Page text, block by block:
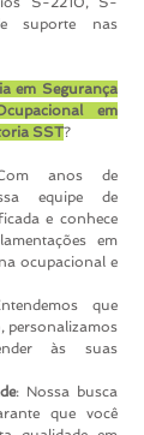
suporte nas
em Segurança
em
SST?
anos de
equipe de
e conhece
em
ocupacional e
que
personalizamos
às suas
: Nossa busca
que você